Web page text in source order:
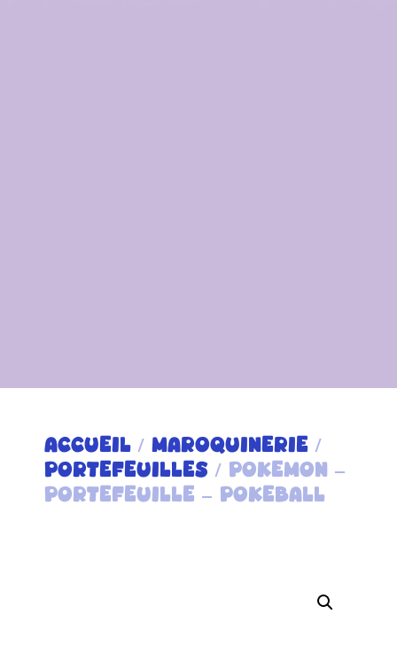
ACCUEIL/ MAROQUINERIE/
PORTEFEUILLES/ POKEMON –
PORTEFEUILLE – POKEBALL